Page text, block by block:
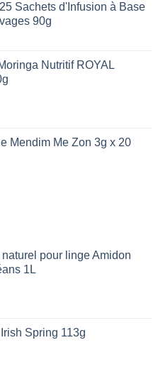
Sachets d'Infusion à Base
90g
Nutritif ROYAL
Mendim Me Zon 3g x 20
pour linge Amidon
1L
Spring 113g